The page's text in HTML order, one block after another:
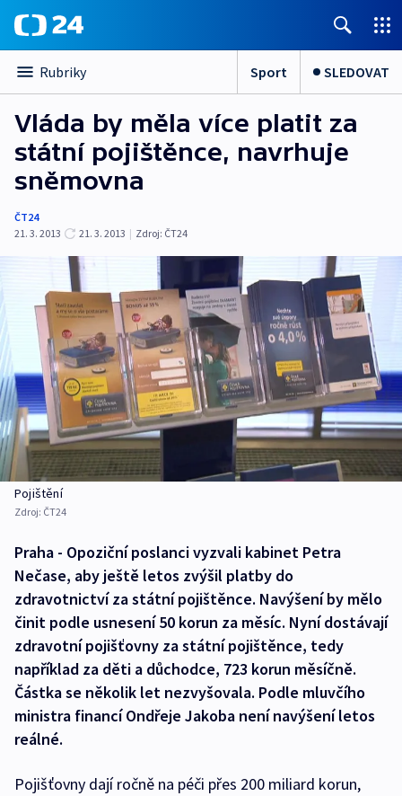
Rubriky Sport SLEDOVAT
Vláda by měla více platit za
státní pojištěnce, navrhuje
sněmovna
ČT24
21. 3. 2013
21. 3. 2013 | Zdroj: ČT24
Pojištění
Zdroj: ČT24
Praha - Opoziční poslanci vyzvali kabinet Petra
Nečase, aby ještě letos zvýšil platby do
zdravotnictví za státní pojištěnce. Navýšení by mělo
činit podle usnesení 50 korun za měsíc. Nyní dostávají
zdravotní pojišťovny za státní pojištěnce, tedy
například za děti a důchodce, 723 korun měsíčně.
Částka se několik let nezvyšovala. Podle mluvčího
ministra financí Ondřeje Jakoba není navýšení letos
reálné.
Pojišťovny dají ročně na péči přes 200 miliard korun,